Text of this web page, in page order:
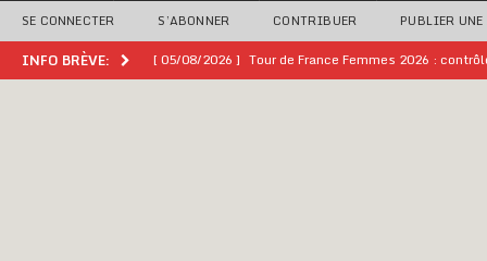
SE CONNECTER S’ABONNER CONTRIBUER PUBLIER UNE
INFO BRÈVE: [ 05/08/2026 ] Tour de France Femmes 2026 :